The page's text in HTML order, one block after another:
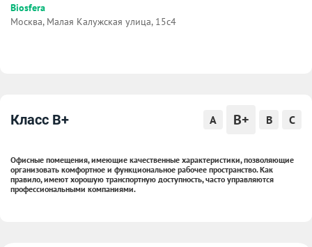
Biosfera
Москва, Малая Калужская улица, 15с4
Класс B+ A B+ B C
Офисные помещения, имеющие качественные характеристики, позволяющие
организовать комфортное и функциональное рабочее пространство. Как
правило, имеют хорошую транспортную доступность, часто управляются
профессиональными компаниями.